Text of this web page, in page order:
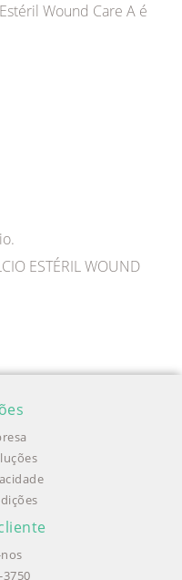
Wound Care A é
ESTÉRIL WOUND